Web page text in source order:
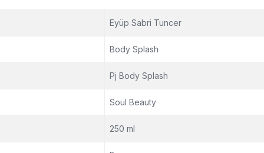
Eyüp Sabri Tuncer
Body Splash
Pj Body Splash
Soul Beauty
250 ml